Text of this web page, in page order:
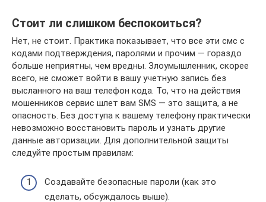
Стоит ли слишком беспокоиться?
Нет, не стоит. Практика показывает, что все эти смс с
кодами подтверждения, паролями и прочим — гораздо
больше неприятны, чем вредны. Злоумышленник, скорее
всего, не сможет войти в вашу учетную запись без
высланного на ваш телефон кода. То, что на действия
мошенников сервис шлет вам SMS — это защита, а не
опасность. Без доступа к вашему телефону практически
невозможно восстановить пароль и узнать другие
данные авторизации. Для дополнительной защиты
следуйте простым правилам:
Создавайте безопасные пароли (как это
сделать, обсуждалось выше).